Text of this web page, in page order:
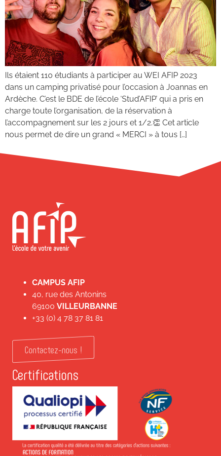
Ils étaient 110 étudiants à participer au WEI AFIP 2023
dans un camping privatisé pour l’occasion à Joannas en
Ardèche. C’est le BDE de l’école ‘Stud’AFIP’ qui a pris en
charge toute l’organisation, de la réservation à
l’accompagnement sur les 2 jours et 1/2.👏 Cet article
nous permet de dire un grand « MERCI » à tous […]
CAMPUS AFIP
40, rue des Antonins
69100 VILLEURBANNE
+33 (0) 4 78 37 81 81
Contactez-nous !
Certifications